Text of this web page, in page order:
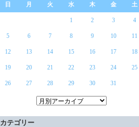
日 月 火 水 木 金 土
1 2 3 4
5 6 7 8 9 10 11
12 13 14 15 16 17 18
19 20 21 22 23 24 25
26 27 28 29 30 31
カテゴリー